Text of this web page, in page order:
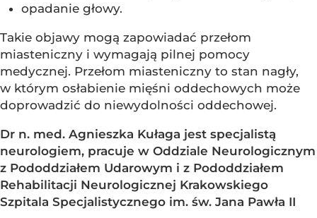
opadanie głowy.
Takie objawy mogą zapowiadać przełom
miasteniczny i wymagają pilnej pomocy
medycznej. Przełom miasteniczny to stan nagły,
w którym osłabienie mięśni oddechowych może
doprowadzić do niewydolności oddechowej.
Dr n. med. Agnieszka Kułaga jest specjalistą
neurologiem, pracuje w Oddziale Neurologicznym
z Pododdziałem Udarowym i z Pododdziałem
Rehabilitacji Neurologicznej Krakowskiego
Szpitala Specjalistycznego im. św. Jana Pawła II